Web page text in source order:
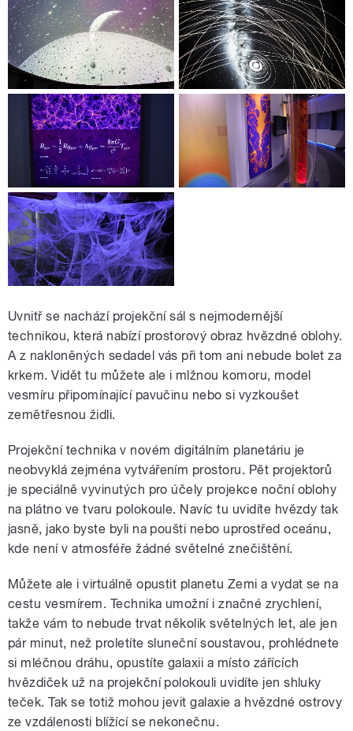
Uvnitř se nachází projekční sál s nejmodernější
technikou, která nabízí prostorový obraz hvězdné oblohy.
A z nakloněných sedadel vás při tom ani nebude bolet za
krkem. Vidět tu můžete ale i mlžnou komoru, model
vesmíru připomínající pavučinu nebo si vyzkoušet
zemětřesnou židli.
Projekční technika v novém digitálním planetáriu je
neobvyklá zejména vytvářením prostoru. Pět projektorů
je speciálně vyvinutých pro účely projekce noční oblohy
na plátno ve tvaru polokoule. Navíc tu uvidíte hvězdy tak
jasně, jako byste byli na poušti nebo uprostřed oceánu,
kde není v atmosféře žádné světelné znečištění.
Můžete ale i virtuálně opustit planetu Zemi a vydat se na
cestu vesmírem. Technika umožní i značné zrychlení,
takže vám to nebude trvat několik světelných let, ale jen
pár minut, než proletíte sluneční soustavou, prohlédnete
si mléčnou dráhu, opustíte galaxii a místo zářících
hvězdiček už na projekční polokouli uvidíte jen shluky
teček. Tak se totiž mohou jevit galaxie a hvězdné ostrovy
ze vzdálenosti blížící se nekonečnu.